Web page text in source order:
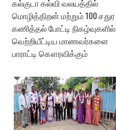
கல்குடா கல்வி வலயத்தில்
மொழித்திறன் மற்றும் 100 சதுர
கணித்தல் போட்டி நிகழ்வுகளில்
வெற்றியீட்டிய மாணவர்களை
பாராட்டி கௌரவிக்கும்